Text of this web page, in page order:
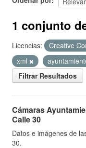
1 conjunto
Licencias: Creative
xml
Filtrar Resultados
Cámaras
Calle 30
Datos e imágenes de
30.